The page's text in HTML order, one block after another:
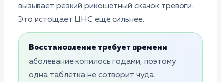
вызывает резкий рикошетный скачок тревоги.
Это истощает ЦНС еще сильнее.
Восстановление требует времени
аболевание копилось годами, поэтому
одна таблетка не сотворит чуда.